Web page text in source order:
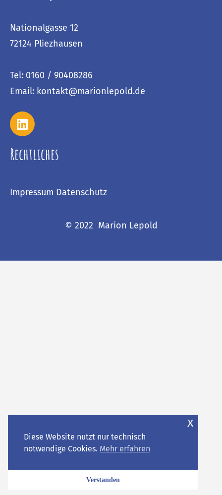
Nationalgasse 12
72124 Pliezhausen
Tel: 0160 / 90408286
Email: kontakt@marionlepold.de
Rechtliches
Impressum Datenschutz
© 2022 Marion Lepold
Diese Website nutzt nur technisch
notwendige Cookies. Mehr erfahren
Verstanden
x